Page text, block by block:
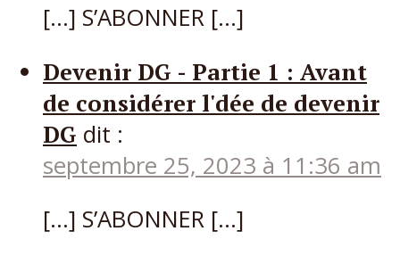
[…] S’ABONNER […]
Devenir DG - Partie 1 : Avant
de considérer l'dée de devenir
DG dit :
septembre 25, 2023 à 11:36 am
[…] S’ABONNER […]